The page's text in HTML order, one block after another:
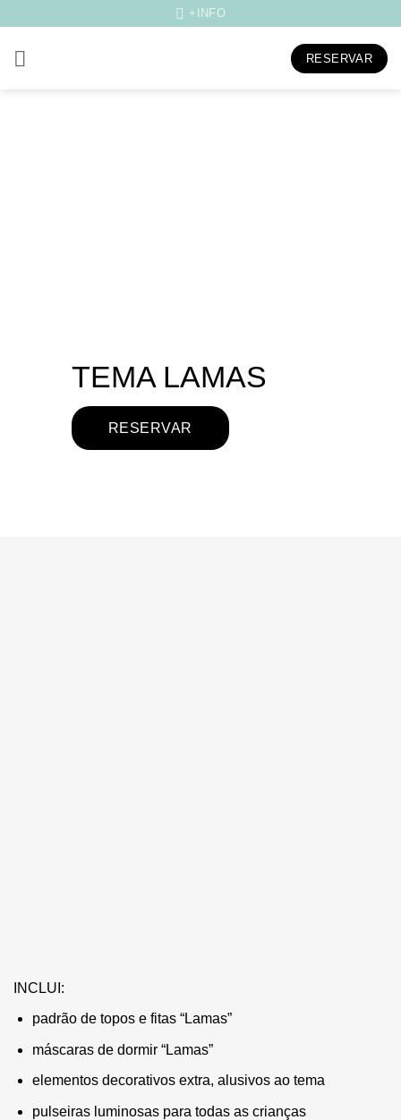
content
+INFO
RESERVAR
TEMA LAMAS
RESERVAR
INCLUI:
padrão de topos e fitas “Lamas”
máscaras de dormir “Lamas”
elementos decorativos extra, alusivos ao tema
pulseiras luminosas para todas as crianças